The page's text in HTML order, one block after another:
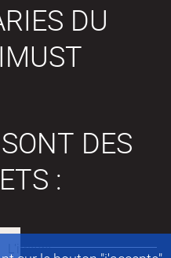
DU
DES
: